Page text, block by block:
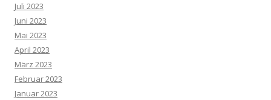
Juli 2023
Juni 2023
Mai 2023
April 2023
März 2023
Februar 2023
Januar 2023